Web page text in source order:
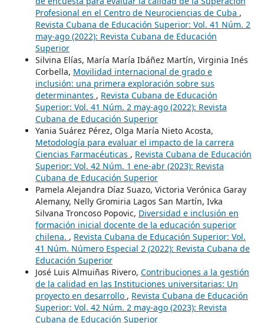
Profesional en el Centro de Neurociencias de Cuba ,
Revista Cubana de Educación Superior: Vol. 41 Núm. 2
may-ago (2022): Revista Cubana de Educación
Superior
Silvina Elías, María María Ibáñez Martín, Virginia Inés
Corbella, Movilidad internacional de grado e
inclusión: una primera exploración sobre sus
determinantes , Revista Cubana de Educación
Superior: Vol. 41 Núm. 2 may-ago (2022): Revista
Cubana de Educación Superior
Yania Suárez Pérez, Olga María Nieto Acosta,
Metodología para evaluar el impacto de la carrera
Ciencias Farmacéuticas , Revista Cubana de Educación
Superior: Vol. 42 Núm. 1 ene-abr (2023): Revista
Cubana de Educación Superior
Pamela Alejandra Díaz Suazo, Victoria Verónica Garay
Alemany, Nelly Gromiria Lagos San Martín, Ivka
Silvana Troncoso Popovic, Diversidad e inclusión en
formación inicial docente de la educación superior
chilena. , Revista Cubana de Educación Superior: Vol.
41 Núm. Número Especial 2 (2022): Revista Cubana de
Educación Superior
José Luis Almuiñas Rivero, Contribuciones a la gestión
de la calidad en las Instituciones universitarias: Un
proyecto en desarrollo , Revista Cubana de Educación
Superior: Vol. 42 Núm. 2 may-ago (2023): Revista
Cubana de Educación Superior